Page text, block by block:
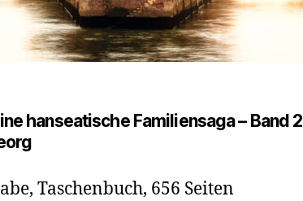
hanseatische Familiensaga – Band 2
Taschenbuch, 656 Seiten